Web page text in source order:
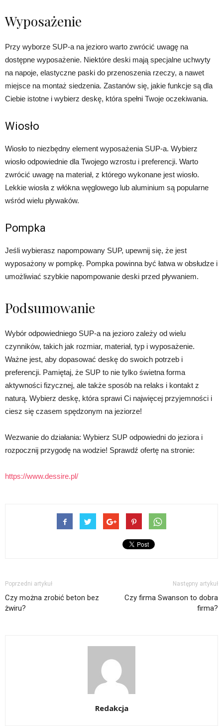
Wyposażenie
Przy wyborze SUP-a na jezioro warto zwrócić uwagę na
dostępne wyposażenie. Niektóre deski mają specjalne uchwyty
na napoje, elastyczne paski do przenoszenia rzeczy, a nawet
miejsce na montaż siedzenia. Zastanów się, jakie funkcje są dla
Ciebie istotne i wybierz deskę, która spełni Twoje oczekiwania.
Wiosło
Wiosło to niezbędny element wyposażenia SUP-a. Wybierz
wiosło odpowiednie dla Twojego wzrostu i preferencji. Warto
zwrócić uwagę na materiał, z którego wykonane jest wiosło.
Lekkie wiosła z włókna węglowego lub aluminium są popularne
wśród wielu pływaków.
Pompka
Jeśli wybierasz napompowany SUP, upewnij się, że jest
wyposażony w pompkę. Pompka powinna być łatwa w obsłudze i
umożliwiać szybkie napompowanie deski przed pływaniem.
Podsumowanie
Wybór odpowiedniego SUP-a na jezioro zależy od wielu
czynników, takich jak rozmiar, materiał, typ i wyposażenie.
Ważne jest, aby dopasować deskę do swoich potrzeb i
preferencji. Pamiętaj, że SUP to nie tylko świetna forma
aktywności fizycznej, ale także sposób na relaks i kontakt z
naturą. Wybierz deskę, która sprawi Ci najwięcej przyjemności i
ciesz się czasem spędzonym na jeziorze!
Wezwanie do działania: Wybierz SUP odpowiedni do jeziora i
rozpocznij przygodę na wodzie! Sprawdź ofertę na stronie:
https://www.dessire.pl/
Poprzedni artykuł
Czy można zrobić beton bez
żwiru?
Następny artykuł
Czy firma Swanson to dobra
firma?
Redakcja